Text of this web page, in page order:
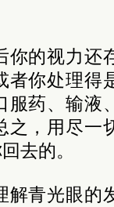
你的视力还
者你处理得
服药、输液
之，用尽一
去的。
解青光眼的